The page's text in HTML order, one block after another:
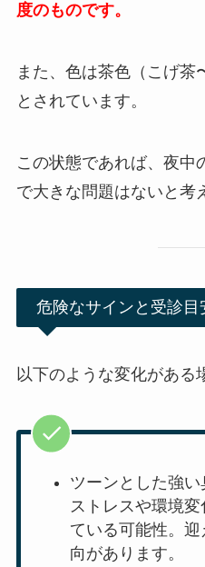
度のものです。
また、色は茶色（こげ茶
とされています。
この状態であれば、夜中
で大きな問題はないと考
危険なサインと受診目
以下のような変化がある
ツーンとした強い
ストレスや環境
ている可能性。
向があります。